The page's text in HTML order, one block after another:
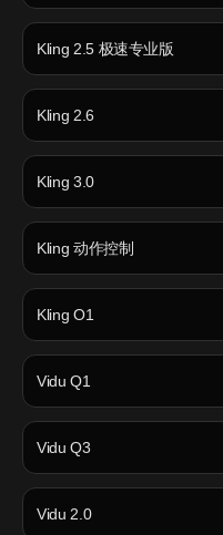
Kling 2.5 极速专业版
Kling 2.6
Kling 3.0
Kling 动作控制
Kling O1
Vidu Q1
Vidu Q3
Vidu 2.0